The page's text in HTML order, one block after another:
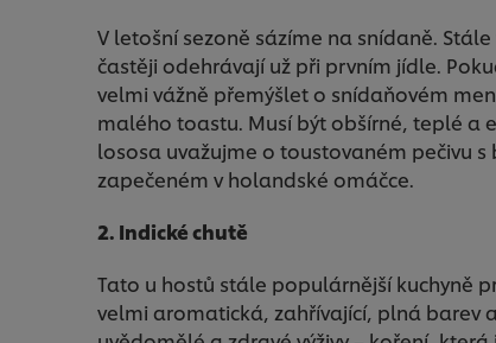
V letošní sezoně sázíme na snídaně.
častěji odehrávají už při prvním jídle.
velmi vážně přemýšlet o snídaňovém
malého toastu. Musí být obšírné, teplé a
lososa uvažujme o toustovaném pečivu
zapečeném v holandské omáčce.
2. Indické chutě
Tato u hostů stále populárnější kuchyně
velmi aromatická, zahřívající, plná barev